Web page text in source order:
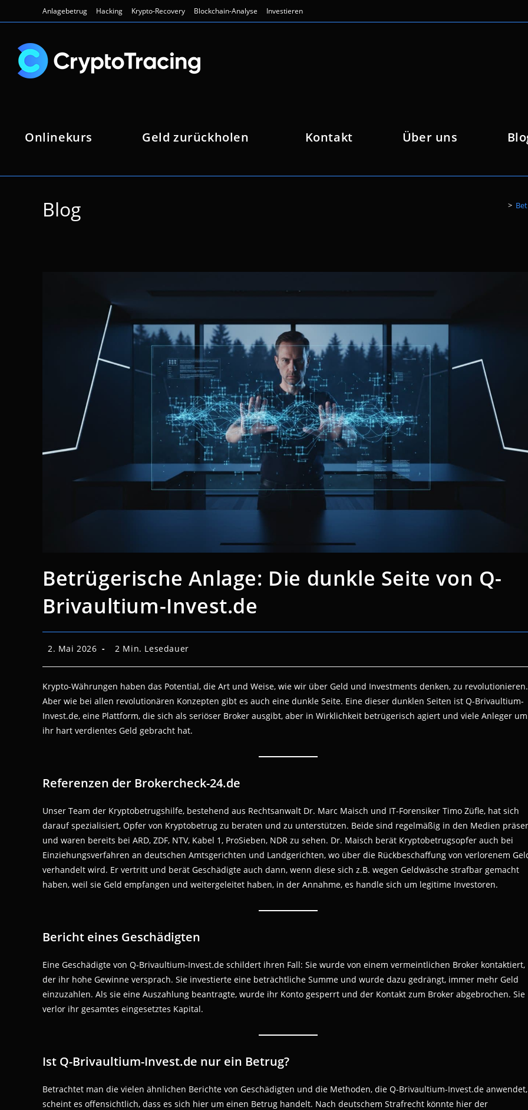
Inhalt
Anlagebetrug Hacking Krypto-Recovery Blockchain-Analyse Investieren
Onlinekurs Geld zurückholen Kontakt Über uns
Blog >
Betrügerische Anlage: Die dunkle Seite von Q-
Brivaultium-Invest.de
Beitrag
2. Mai 2026 Lesedauer:
2 Min. Lesedauer
Krypto-Währungen haben das Potential, die Art und Weise, wie wir über Geld und Investments denken, zu revolutionieren.
Aber wie bei allen revolutionären Konzepten gibt es auch eine dunkle Seite. Eine dieser dunklen Seiten ist Q-Brivaultium-
Invest.de, eine Plattform, die sich als seriöser Broker ausgibt, aber in Wirklichkeit betrügerisch agiert und viele Anleger um
ihr hart verdientes Geld gebracht hat.
Referenzen der Brokercheck-24.de
Unser Team der Kryptobetrugshilfe, bestehend aus Rechtsanwalt Dr. Marc Maisch und IT-Forensiker Timo Züfle, hat sich
darauf spezialisiert, Opfer von Kryptobetrug zu beraten und zu unterstützen. Beide sind regelmäßig in den Medien
und waren bereits bei ARD, ZDF, NTV, Kabel 1, ProSieben, NDR zu sehen. Dr. Maisch berät Kryptobetrugsopfer auch bei
Einziehungsverfahren an deutschen Amtsgerichten und Landgerichten, wo über die Rückbeschaffung von verlorenem
verhandelt wird. Er vertritt und berät Geschädigte auch dann, wenn diese sich z.B. wegen Geldwäsche strafbar gemacht
haben, weil sie Geld empfangen und weitergeleitet haben, in der Annahme, es handle sich um legitime Investoren.
Bericht eines Geschädigten
Eine Geschädigte von Q-Brivaultium-Invest.de schildert ihren Fall: Sie wurde von einem vermeintlichen Broker kontaktiert,
der ihr hohe Gewinne versprach. Sie investierte eine beträchtliche Summe und wurde dazu gedrängt, immer mehr Geld
einzuzahlen. Als sie eine Auszahlung beantragte, wurde ihr Konto gesperrt und der Kontakt zum Broker abgebrochen. Sie
verlor ihr gesamtes eingesetztes Kapital.
Ist Q-Brivaultium-Invest.de nur ein Betrug?
Betrachtet man die vielen ähnlichen Berichte von Geschädigten und die Methoden, die Q-Brivaultium-Invest.de anwendet,
scheint es offensichtlich, dass es sich hier um einen Betrug handelt. Nach deutschem Strafrecht könnte hier der